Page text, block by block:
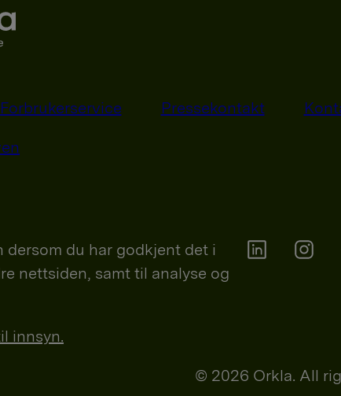
Forbrukerservice Pressekontakt
dersom du har godkjent det i
nettsiden, samt til analyse og
innsyn.
© 2026 Orkla. All